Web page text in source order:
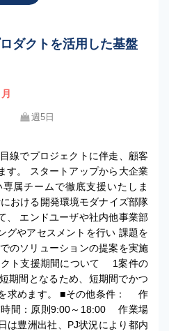
ダクトを活用した基盤
週5日
線でプロジェクトに伴走、顧客
す。 スタートアップから大企業
属チームで徹底支援いたしま
おける開発環境モダナイズ部隊
、 エンドユーザや社内他事業部
グやアセスメントを行い 課題を
のソリューションの提案を実施
ト支援期間について 1案件の
期間となるため、短期間でかつ
求めます。 ■その他条件： 作
間：原則9:00～18:00 作業場
は豊洲出社、PJ状況により都内